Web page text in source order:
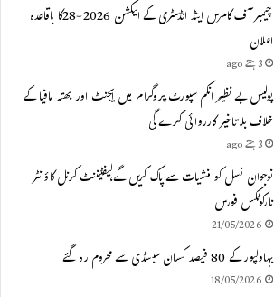
چیمبر آف کامرس اینڈ انڈسٹری کے الیکشن 2026-28کا باقاعدہ
اعلان
3 ہفتے ago
پولیس بے نظیر انکم سپورٹ پروگرام میں ایجنٹ اور بھتہ مافیا کے
خلاف بلاتاخیر کارروائی کرے گی
3 ہفتے ago
نوجوان نسل کو منشیات سے پاک کریں گے،لیفٹیننٹ کرنل کاؤنٹر
نارکوٹکس فورس
21/05/2026
بہاولپور کے 80 فیصد کسان سبسڈی سے محروم رہ گئے
18/05/2026